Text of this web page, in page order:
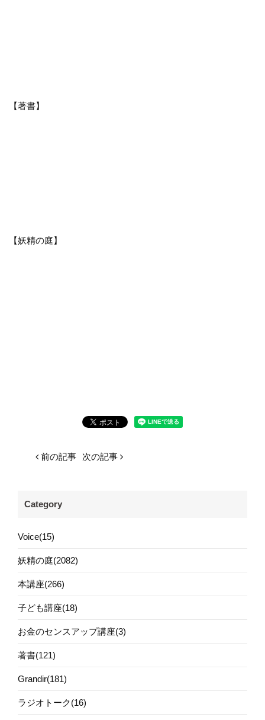
【著書】
【妖精の庭】
前の記事 次の記事
Category
Voice(15)
妖精の庭(2082)
本講座(266)
子ども講座(18)
お金のセンスアップ講座(3)
著書(121)
Grandir(181)
ラジオトーク(16)